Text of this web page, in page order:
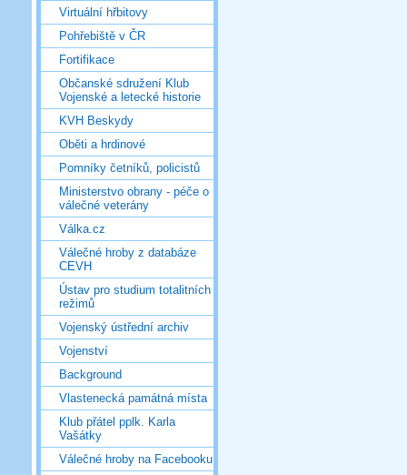
Virtuální hřbitovy
Pohřebiště v ČR
Fortifikace
Občanské sdružení Klub
Vojenské a letecké historie
KVH Beskydy
Oběti a hrdinové
Pomníky četníků, policistů
Ministerstvo obrany - péče o
válečné veterány
Válka.cz
Válečné hroby z databáze
CEVH
Ústav pro studium totalitních
režimů
Vojenský ústřední archiv
Vojenství
Background
Vlastenecká památná místa
Klub přátel pplk. Karla
Vašátky
Válečné hroby na Facebooku